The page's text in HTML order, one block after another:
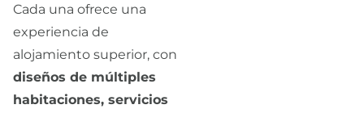
Cada una ofrece una
experiencia de
alojamiento superior, con
diseños de múltiples
habitaciones, servicios